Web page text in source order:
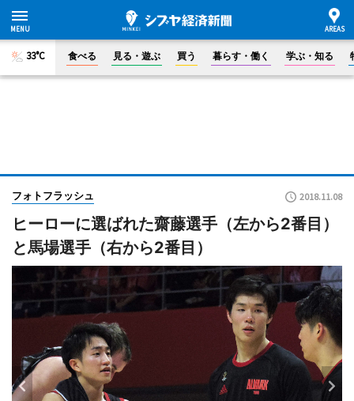
33°C 食べる 見る・遊ぶ 買う 暮らす・働く 学ぶ・知る
フォトフラッシュ 2018.11.08
ヒーローに選ばれた齋藤選手（左から2番目）
と馬場選手（右から2番目）